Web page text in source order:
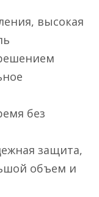
высокая
без
защита,
объем и